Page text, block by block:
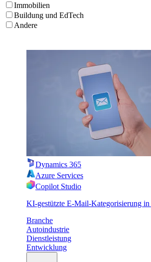
Immobilien
Buildung und EdTech
Andere
Dynamics 365
Azure Services
Copilot Studio
KI-gestützte E-Mail-Kategorisierung
Branche
Autoindustrie
Dienstleistung
Entwicklung